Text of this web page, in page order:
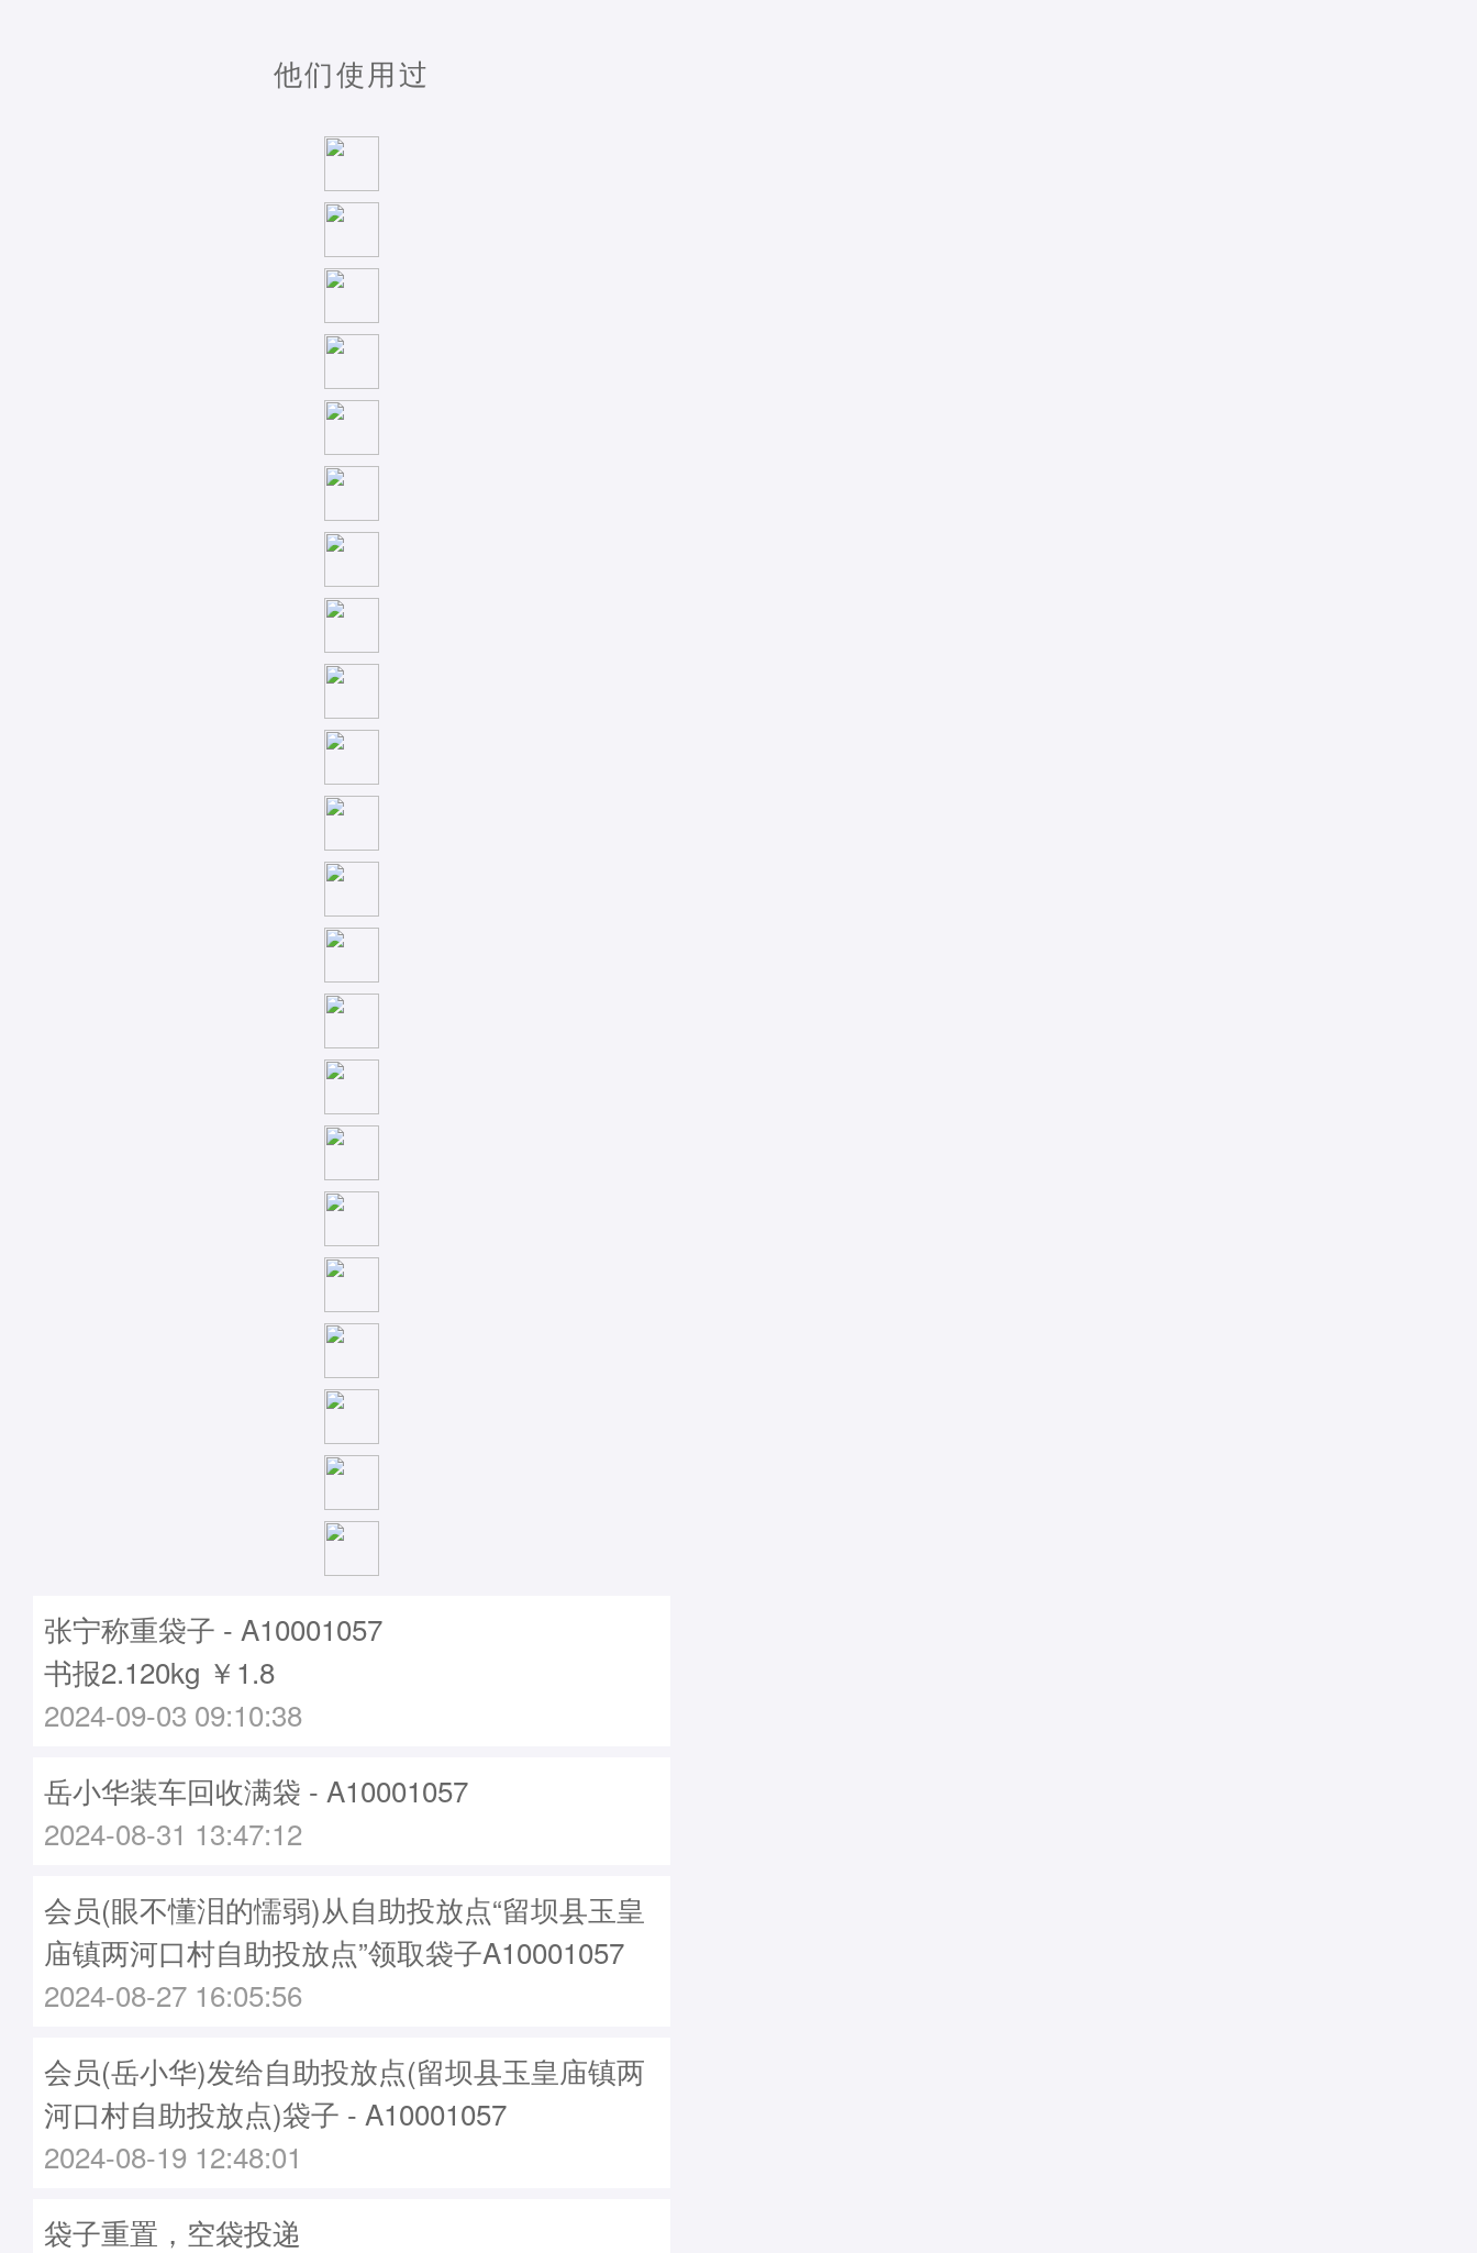
他们使用过
张宁称重袋子 - A10001057
书报2.120kg ￥1.8
2024-09-03 09:10:38
岳小华装车回收满袋 - A10001057
2024-08-31 13:47:12
会员(眼不懂泪的懦弱)从自助投放点“留坝县玉皇
庙镇两河口村自助投放点”领取袋子A10001057
2024-08-27 16:05:56
会员(岳小华)发给自助投放点(留坝县玉皇庙镇两
河口村自助投放点)袋子 - A10001057
2024-08-19 12:48:01
袋子重置，空袋投递